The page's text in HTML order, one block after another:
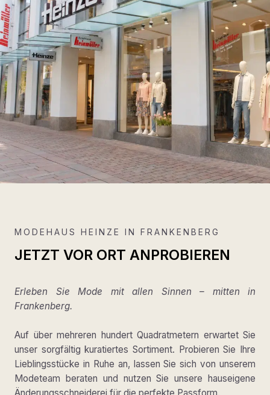
MODEHAUS HEINZE IN FRANKENBERG
JETZT VOR ORT ANPROBIEREN
Erleben Sie Mode mit allen Sinnen – mitten in
Frankenberg.
Auf über mehreren hundert Quadratmetern erwartet Sie
unser sorgfältig kuratiertes Sortiment. Probieren Sie Ihre
Lieblingsstücke in Ruhe an, lassen Sie sich von unserem
Modeteam beraten und nutzen Sie unsere hauseigene